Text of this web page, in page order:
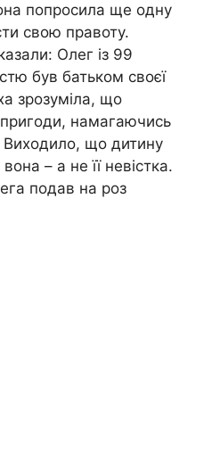
попросила ще одну
свою правоту.
Олег із 99
був батьком своєї
зрозуміла, що
намагаючись
що дитину
– а не її невістка.
подав на роз